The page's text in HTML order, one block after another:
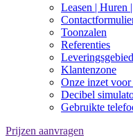
Leasen | Huren
Toonzalen
Referenties
Leveringsgebied
Klantenzone
Onze inzet
Decibel
Gebruikte
Prijzen aanvragen